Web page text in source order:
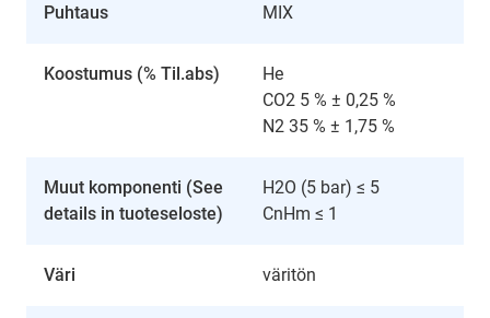
Puhtaus MIX
Koostumus (% Til.abs)
He
CO2 5 % ± 0,25 %
N2 35 % ± 1,75 %
Muut komponenti (See
details in tuoteseloste)
H2O (5 bar) ≤ 5
CnHm ≤ 1
Väri väritön